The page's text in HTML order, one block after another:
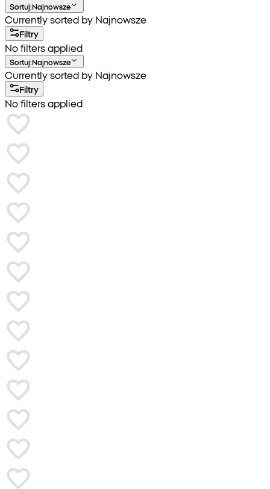
Sortuj:Najnowsze
Currently sorted by Najnowsze
Filtry
No filters applied
Sortuj:Najnowsze
Currently sorted by Najnowsze
Filtry
No filters applied